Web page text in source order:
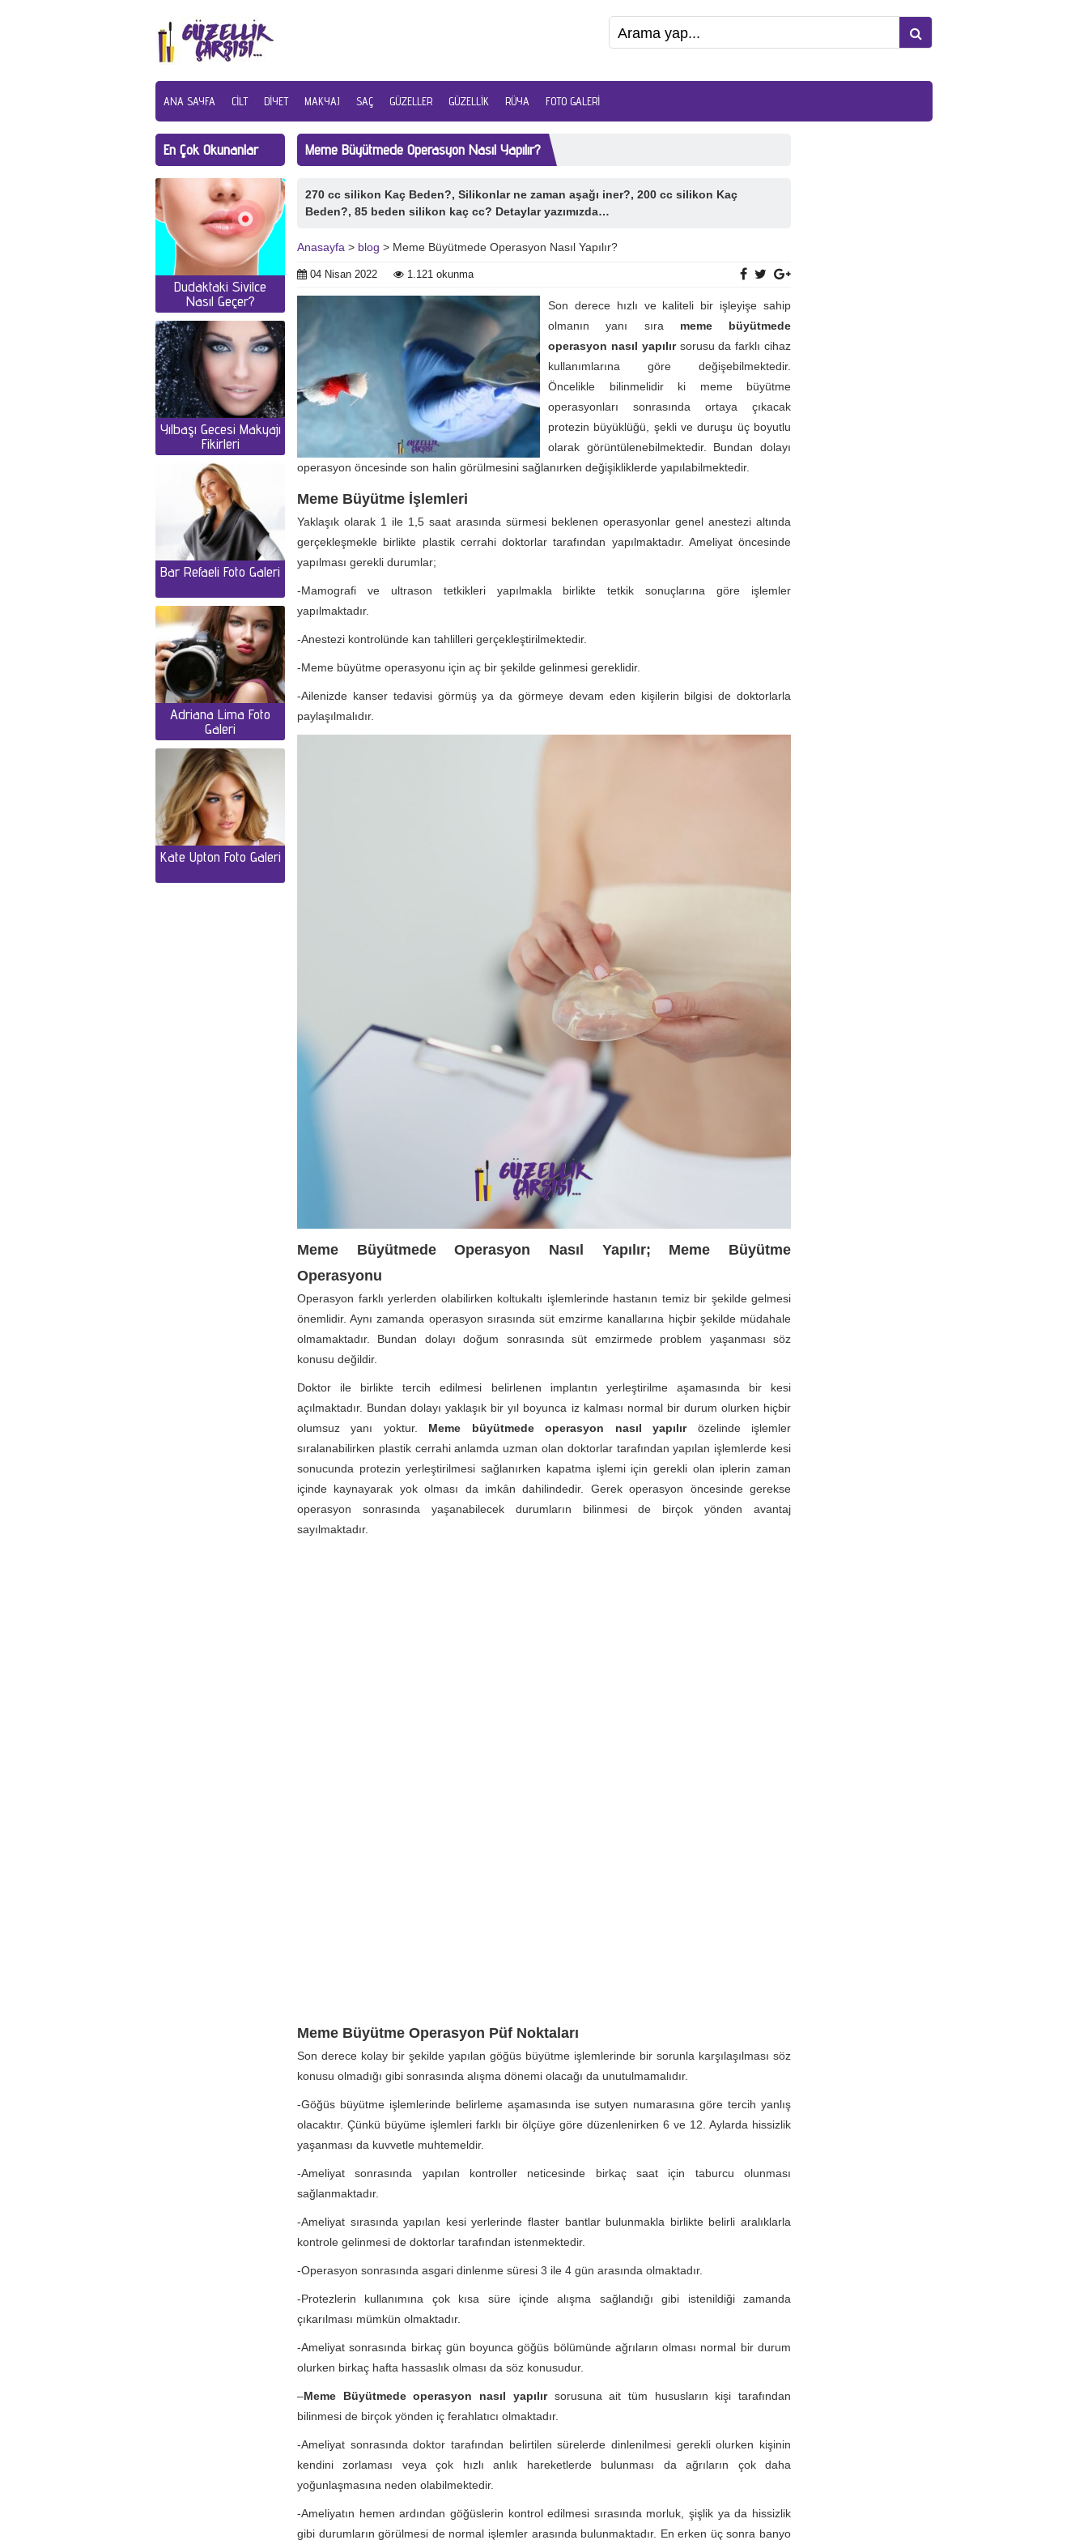
ANA SAYFA CILT DIYET MAKYAJ SAÇ GÜZELLER GÜZELLIK RÜYA FOTO GALERI
Meme Büyütmede Operasyon Nasıl Yapılır?
270 cc silikon Kaç Beden?, Silikonlar ne zaman aşağı iner?, 200 cc silikon Kaç
Beden?, 85 beden silikon kaç cc? Detaylar yazımızda…
Anasayfa > blog > Meme Büyütmede Operasyon Nasıl Yapılır?
04 Nisan 2022 1.121 okunma
Son derece hızlı ve kaliteli bir işleyişe sahip
olmanın yanı sıra meme büyütmede
operasyon nasıl yapılırsorusu da farklı cihaz
kullanımlarına göre değişebilmektedir.
Öncelikle bilinmelidir ki meme büyütme
operasyonları sonrasında ortaya çıkacak
protezin büyüklüğü, şekli ve duruşu üç boyutlu
olarak görüntülenebilmektedir. Bundan dolayı
operasyon öncesinde son halin görülmesini sağlanırken değişikliklerde yapılabilmektedir.
Meme Büyütme İşlemleri
Yaklaşık olarak 1 ile 1,5 saat arasında sürmesi beklenen operasyonlar genel anestezi altında
gerçekleşmekle birlikte plastik cerrahi doktorlar tarafından yapılmaktadır. Ameliyat öncesinde
yapılması gerekli durumlar;
-Mamografi ve ultrason tetkikleri yapılmakla birlikte tetkik sonuçlarına göre işlemler
yapılmaktadır.
-Anestezi kontrolünde kan tahlilleri gerçekleştirilmektedir.
-Meme büyütme operasyonu için aç bir şekilde gelinmesi gereklidir.
-Ailenizde kanser tedavisi görmüş ya da görmeye devam eden kişilerin bilgisi de doktorlarla
paylaşılmalıdır.
Meme Büyütmede Operasyon Nasıl Yapılır; Meme Büyütme
Operasyonu
Operasyon farklı yerlerden olabilirken koltukaltı işlemlerinde hastanın temiz bir şekilde gelmesi
önemlidir. Aynı zamanda operasyon sırasında süt emzirme kanallarına hiçbir şekilde müdahale
olmamaktadır. Bundan dolayı doğum sonrasında süt emzirmede problem yaşanması söz
konusu değildir.
Doktor ile birlikte tercih edilmesi belirlenen implantın yerleştirilme aşamasında bir kesi
açılmaktadır. Bundan dolayı yaklaşık bir yıl boyunca iz kalması normal bir durum olurken hiçbir
olumsuz yanı yoktur. Meme büyütmede operasyon nasıl yapılırözelinde işlemler
sıralanabilirken plastik cerrahi anlamda uzman olan doktorlar tarafından yapılan işlemlerde kesi
sonucunda protezin yerleştirilmesi sağlanırken kapatma işlemi için gerekli olan iplerin zaman
içinde kaynayarak yok olması da imkân dahilindedir. Gerek operasyon öncesinde gerekse
operasyon sonrasında yaşanabilecek durumların bilinmesi de birçok yönden avantaj
sayılmaktadır.
Meme Büyütme Operasyon Püf Noktaları
Son derece kolay bir şekilde yapılan göğüs büyütme işlemlerinde bir sorunla karşılaşılması söz
konusu olmadığı gibi sonrasında alışma dönemi olacağı da unutulmamalıdır.
-Göğüs büyütme işlemlerinde belirleme aşamasında ise sutyen numarasına göre tercih yanlış
olacaktır. Çünkü büyüme işlemleri farklı bir ölçüye göre düzenlenirken 6 ve 12. Aylarda hissizlik
yaşanması da kuvvetle muhtemeldir.
-Ameliyat sonrasında yapılan kontroller neticesinde birkaç saat için taburcu olunması
sağlanmaktadır.
-Ameliyat sırasında yapılan kesi yerlerinde flaster bantlar bulunmakla birlikte belirli aralıklarla
kontrole gelinmesi de doktorlar tarafından istenmektedir.
-Operasyon sonrasında asgari dinlenme süresi 3 ile 4 gün arasında olmaktadır.
-Protezlerin kullanımına çok kısa süre içinde alışma sağlandığı gibi istenildiği zamanda
çıkarılması mümkün olmaktadır.
-Ameliyat sonrasında birkaç gün boyunca göğüs bölümünde ağrıların olması normal bir durum
olurken birkaç hafta hassaslık olması da söz konusudur.
–Meme Büyütmede operasyon nasıl yapılırsorusuna ait tüm hususların kişi tarafından
bilinmesi de birçok yönden iç ferahlatıcı olmaktadır.
-Ameliyat sonrasında doktor tarafından belirtilen sürelerde dinlenilmesi gerekli olurken kişinin
kendini zorlaması veya çok hızlı anlık hareketlerde bulunması da ağrıların çok daha
yoğunlaşmasına neden olabilmektedir.
-Ameliyatın hemen ardından göğüslerin kontrol edilmesi sırasında morluk, şişlik ya da hissizlik
gibi durumların görülmesi de normal işlemler arasında bulunmaktadır. En erken üç sonra banyo
En Çok Okunanlar
Dudaktaki Sivilce
Nasıl Geçer?
Yılbaşı Gecesi Makyajı
Fikirleri
Bar Refaeli Foto Galeri
Adriana Lima Foto
Galeri
Kate Upton Foto Galeri